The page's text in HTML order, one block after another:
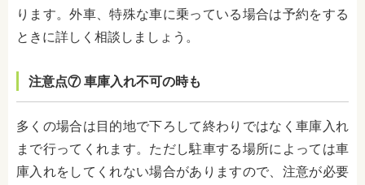
ります。外車、特殊な車に乗っている場合は予約をする
ときに詳しく相談しましょう。
注意点⑦車庫入れ不可の時も
多くの場合は目的地で下ろして終わりではなく車庫入れ
まで行ってくれます。ただし駐車する場所によっては車
庫入れをしてくれない場合がありますので、注意が必要